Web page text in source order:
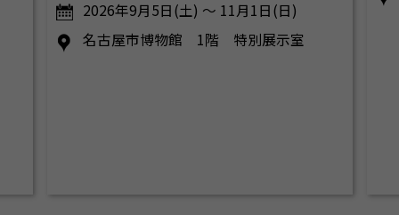
2026年9月5日(土) ～ 11月1日(日)
名古屋市博物館 1階 特別展示室